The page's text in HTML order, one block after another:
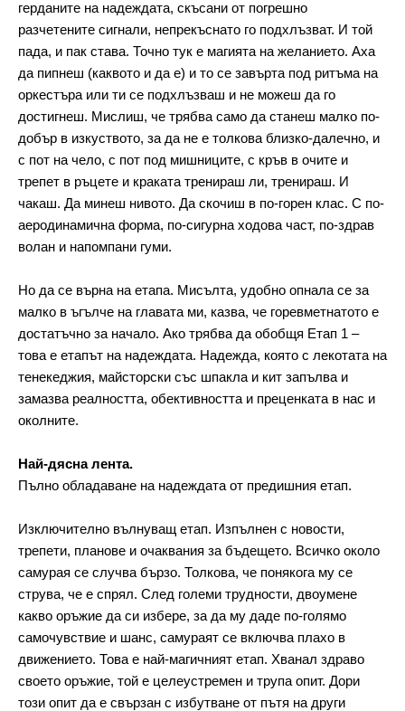
герданите на надеждата, скъсани от погрешно
разчетените сигнали, непрекъснато го подхлъзват. И той
пада, и пак става. Точно тук е магията на желанието. Аха
да пипнеш (каквото и да е) и то се завърта под ритъма на
оркестъра или ти се подхлъзваш и не можеш да го
достигнеш. Мислиш, че трябва само да станеш малко по-
добър в изкуството, за да не е толкова близко-далечно, и
с пот на чело, с пот под мишниците, с кръв в очите и
трепет в ръцете и краката тренираш ли, тренираш. И
чакаш. Да минеш нивото. Да скочиш в по-горен клас. С по-
аеродинамична форма, по-сигурна ходова част, по-здрав
волан и напомпани гуми.
Но да се върна на етапа. Мисълта, удобно опнала се за
малко в ъгълче на главата ми, казва, че горевметнатото е
достатъчно за начало. Ако трябва да обобщя Етап 1 –
това е етапът на надеждата. Надежда, която с лекотата на
тенекеджия, майсторски със шпакла и кит запълва и
замазва реалността, обективността и преценката в нас и
околните.
Най-дясна лента.
Пълно обладаване на надеждата от предишния етап.
Изключително вълнуващ етап. Изпълнен с новости,
трепети, планове и очаквания за бъдещето. Всичко около
самурая се случва бързо. Толкова, че понякога му се
струва, че е спрял. След големи трудности, двоумене
какво оръжие да си избере, за да му даде по-голямо
самочувствие и шанс, самураят се включва плахо в
движението. Това е най-магичният етап. Хванал здраво
своето оръжие, той е целеустремен и трупа опит. Дори
този опит да е свързан с избутване от пътя на други